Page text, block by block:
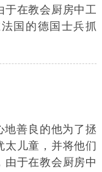
于在教会厨房中工
国的德国士兵抓
地善良的他为了拯
太儿童，并将他们
由于在教会厨房中